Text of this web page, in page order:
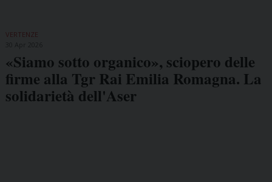
VERTENZE
«Siamo sotto organico», sciopero delle
firme alla Tgr Rai Emilia Romagna. La
solidarietà dell'Aser